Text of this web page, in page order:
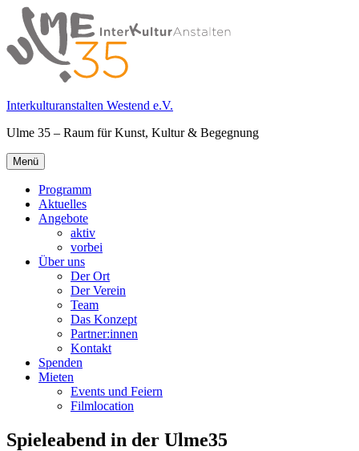
Springe
zum
Inhalt
Interkulturanstalten Westend e.V.
Ulme 35 – Raum für Kunst, Kultur & Begegnung
Primäres
Menü
Menü
Programm
Aktuelles
Angebote
aktiv
vorbei
Über uns
Der Ort
Der Verein
Team
Das Konzept
Partner:innen
Kontakt
Spenden
Mieten
Events und Feiern
Filmlocation
Spieleabend in der Ulme35